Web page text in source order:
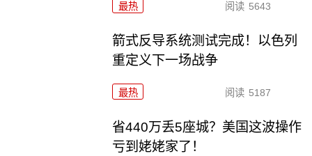
最热 阅读 5643
箭式反导系统测试完成！以色列
重定义下一场战争
最热 阅读 5187
省440万丢5座城？美国这波操作
亏到姥姥家了！